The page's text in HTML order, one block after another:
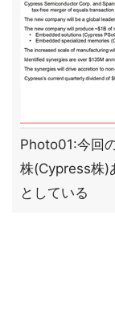
Photo01:今回
株(Cypress株)
としている